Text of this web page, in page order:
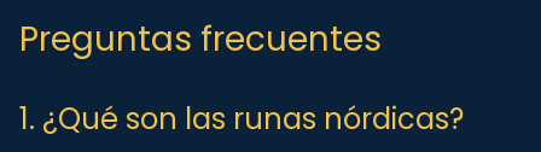
Preguntas frecuentes
1. ¿Qué son las runas nórdicas?